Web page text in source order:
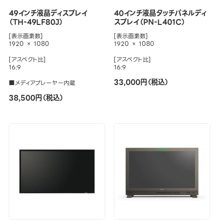
49インチ液晶ディスプレイ
（TH-49LF80J）
[表示画素数]
1920 × 1080
[アスペクト比]
16:9
■メディアプレーヤー内蔵
38,500円（税込）
40インチ液晶タッチパネルディ
スプレイ（PN-L401C）
[表示画素数]
1920 × 1080
[アスペクト比]
16:9
33,000円（税込）